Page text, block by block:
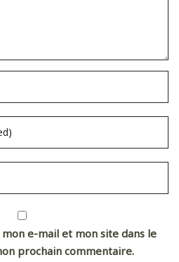
e-mail et mon site dans le
prochain commentaire.